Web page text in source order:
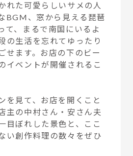
れた可愛らしいサメの人
BGM、窓から見える琵琶
て、まるで南国にいるよ
の生活を忘れてゆったり
せます。お店の下のビー
イベントが開催されるこ
を見て、お店を開くこと
主の中村さん・安さん夫
目ぼれした景色と、ここ
い創作料理の数々をぜひ